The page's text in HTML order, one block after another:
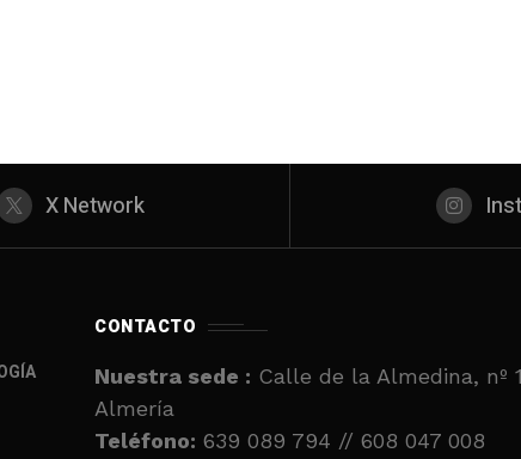
X Network
CONTACTO
Nuestra sede : Calle de la Almedina, nº
Almería
Teléfono: 639 089 794 // 608 047 008